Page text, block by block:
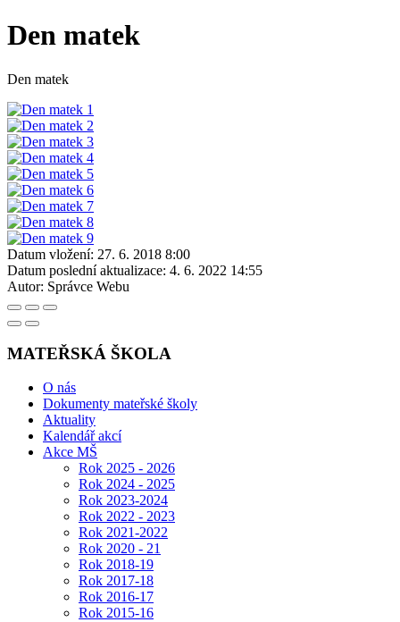
Den matek
Den matek
Datum vložení: 27. 6. 2018 8:00
Datum poslední aktualizace: 4. 6. 2022 14:55
Autor: Správce Webu
MATEŘSKÁ ŠKOLA
O nás
Dokumenty mateřské školy
Aktuality
Kalendář akcí
Akce MŠ
Rok 2025 - 2026
Rok 2024 - 2025
Rok 2023-2024
Rok 2022 - 2023
Rok 2021-2022
Rok 2020 - 21
Rok 2018-19
Rok 2017-18
Rok 2016-17
Rok 2015-16